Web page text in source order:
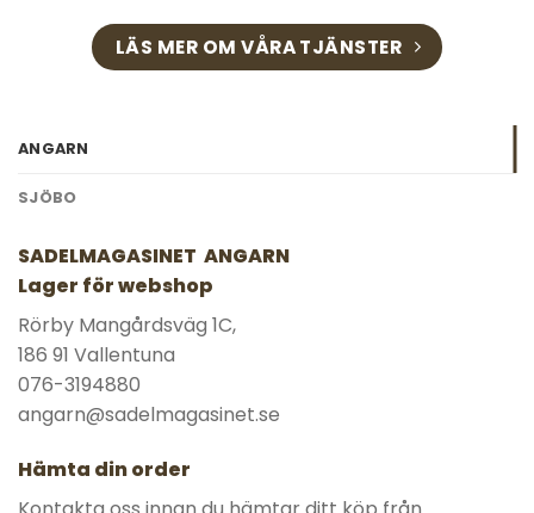
LÄS MER OM VÅRA TJÄNSTER
ANGARN
SJÖBO
SADELMAGASINET ANGARN
Lager för webshop
Rörby Mangårdsväg 1C,
186 91 Vallentuna
076-3194880
angarn@sadelmagasinet.se
Hämta din order